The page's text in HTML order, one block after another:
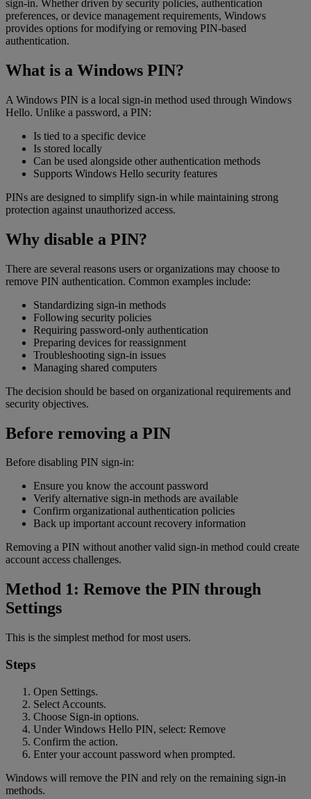
sign-in. Whether driven by security policies, authentication
preferences, or device management requirements, Windows
provides options for modifying or removing PIN-based
authentication.
What is a Windows PIN?
A Windows PIN is a local sign-in method used through Windows
Hello. Unlike a password, a PIN:
Is tied to a specific device
Is stored locally
Can be used alongside other authentication methods
Supports Windows Hello security features
PINs are designed to simplify sign-in while maintaining strong
protection against unauthorized access.
Why disable a PIN?
There are several reasons users or organizations may choose to
remove PIN authentication. Common examples include:
Standardizing sign-in methods
Following security policies
Requiring password-only authentication
Preparing devices for reassignment
Troubleshooting sign-in issues
Managing shared computers
The decision should be based on organizational requirements and
security objectives.
Before removing a PIN
Before disabling PIN sign-in:
Ensure you know the account password
Verify alternative sign-in methods are available
Confirm organizational authentication policies
Back up important account recovery information
Removing a PIN without another valid sign-in method could create
account access challenges.
Method 1: Remove the PIN through
Settings
This is the simplest method for most users.
Steps
Open Settings.
Select Accounts.
Choose Sign-in options.
Under Windows Hello PIN, select: Remove
Confirm the action.
Enter your account password when prompted.
Windows will remove the PIN and rely on the remaining sign-in
methods.